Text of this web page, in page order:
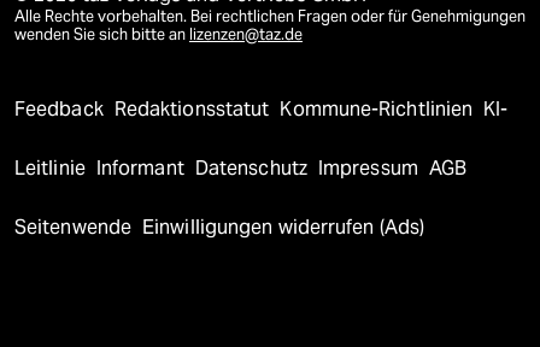
Alle Rechte vorbehalten. Bei rechtlichen Fragen oder für Genehmigungen
wenden Sie sich bitte an lizenzen@taz.de
Feedback Redaktionsstatut Kommune-Richtlinien KI-
Leitlinie Informant Datenschutz Impressum AGB
Seitenwende Einwilligungen widerrufen (Ads)